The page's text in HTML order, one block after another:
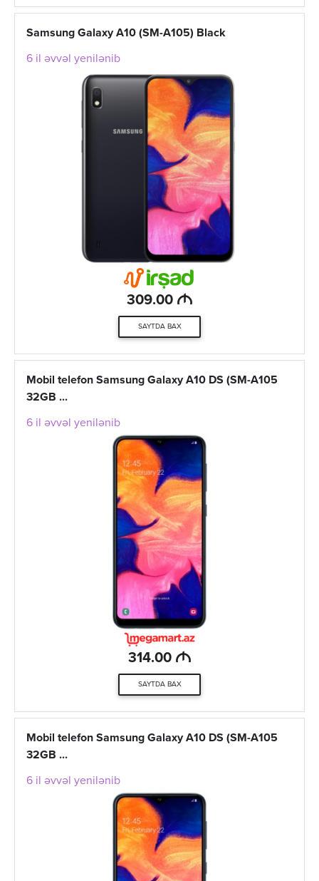
Samsung Galaxy A10 (SM-A105) Black
6 il əvvəl yenilənib
309.00 M
SAYTDA BAX
Mobil telefon Samsung Galaxy A10 DS (SM-A105
32GB ...
6 il əvvəl yenilənib
314.00 M
SAYTDA BAX
Mobil telefon Samsung Galaxy A10 DS (SM-A105
32GB ...
6 il əvvəl yenilənib